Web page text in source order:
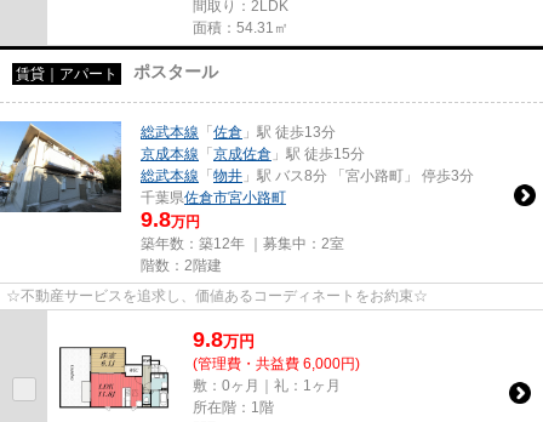
間取り：2LDK
面積：54.31㎡
賃貸｜アパート ポスタール
総武本線 「佐倉 」駅 徒歩13分
京成本線 「京成佐倉 」駅 徒歩15分
総武本線 「物井 」駅 バス8分 「宮小路町」 停歩3分
千葉県佐倉市宮小路町
9.8万円
築年数：築12年 ｜募集中： 2室
階数：2階建
☆不動産サービスを追求し、価値あるコーディネートをお約束☆
9.8万円
(管理費・共益費 6,000円)
敷：0ヶ月｜礼：1ヶ月
所在階：1階